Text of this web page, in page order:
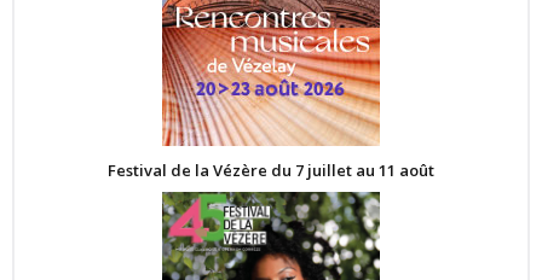
Festival de la Vézère du 7 juillet au 11 août